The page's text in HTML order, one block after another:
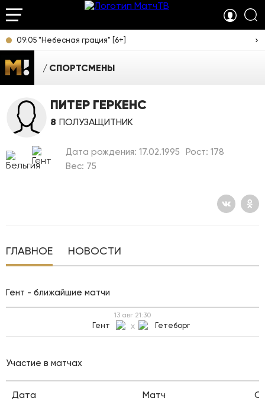
09:05 "Небесная грация" [6+]
СПОРТСМЕНЫ
ПИТЕР ГЕРКЕНС
8 ПОЛУЗАЩИТНИК
Дата рождения: 17.02.1995
Рост: 178
Вес: 75
ГЛАВНОЕ НОВОСТИ
Гент - ближайшие матчи
13 авг 21:30
Гент x Гетеборг
Участие в матчах
Дата Матч